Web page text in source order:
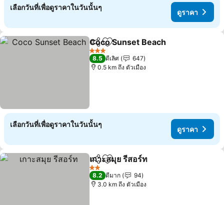
เลือกวันที่เพื่อดูราคาในวันนั้นๆ
ดูราคา
แชร์ เพิ่มในรายการโปรด
Coco Sunset Beach
3 ดาว
8.5 ดีเลิศ
647
0.5 km ถึง ตัวเมือง
เลือกวันที่เพื่อดูราคาในวันนั้นๆ
ดูราคา
แชร์ เพิ่มในรายการโปรด
เกาะสมุย รีสอร์ท
2 ดาว
8.2 ดีมาก
94
3.0 km ถึง ตัวเมือง